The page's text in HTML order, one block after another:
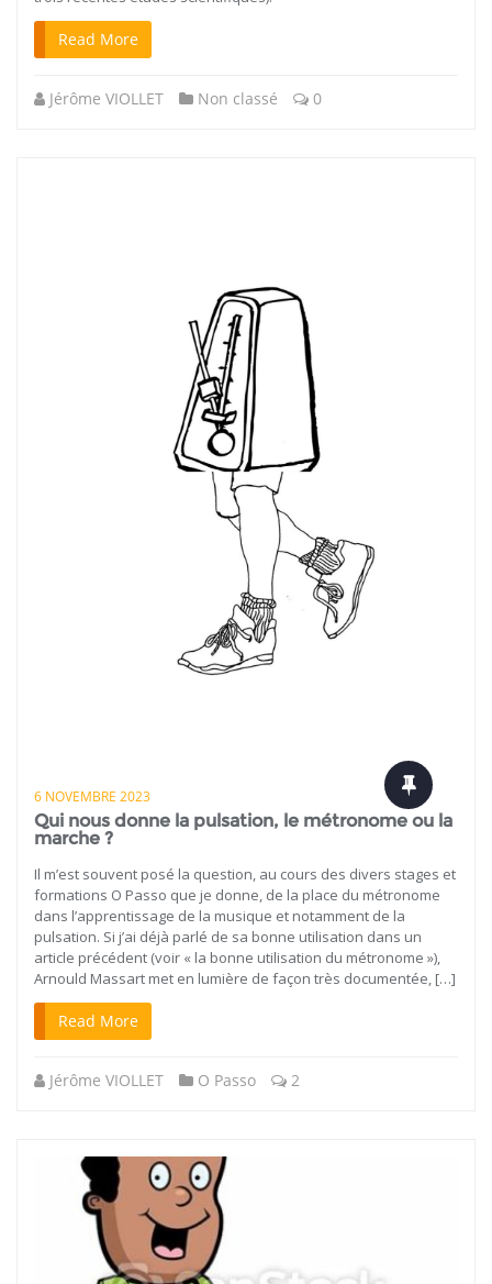
Read More
Jérôme VIOLLET Non classé 0
6 NOVEMBRE 2023
Qui nous donne la pulsation, le métronome ou la
marche ?
Il m’est souvent posé la question, au cours des divers stages et
formations O Passo que je donne, de la place du métronome
dans l’apprentissage de la musique et notamment de la
pulsation. Si j’ai déjà parlé de sa bonne utilisation dans un
article précédent (voir « la bonne utilisation du métronome »),
Arnould Massart met en lumière de façon très documentée, […]
Read More
Jérôme VIOLLET O Passo 2